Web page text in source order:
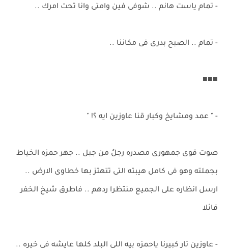
- تمام ياست هانم .. شوفى فين وامتى وانا تحت امرك ..
- تمام .. الصبح بدرى فى مكاننا ..
■■■
- " عمد ومشايخ وكبار قنا عاوزين ايه ؟! "
صوت قوى جمهورى مصدره رجلٌ من جبل .. جهر حمزه الخياط
بجملته وهو فى كامل هيبته التى تتهتز بها خطاوى الارض ..
ارسل انظاره على الجميع منتظرا ردهم .. فاطرق شيخ الخفر
قائلا
- عاوزين تار كبيرنا ياحمزه بيه اللى البلد كلها عايشه فى خيره ..